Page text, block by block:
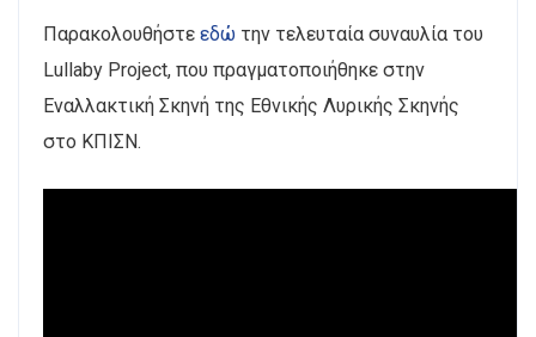
Παρακολουθήστε εδώ την τελευταία συναυλία του
Lullaby Project, που πραγματοποιήθηκε στην
Εναλλακτική Σκηνή της Εθνικής Λυρικής Σκηνής
στο ΚΠΙΣΝ.